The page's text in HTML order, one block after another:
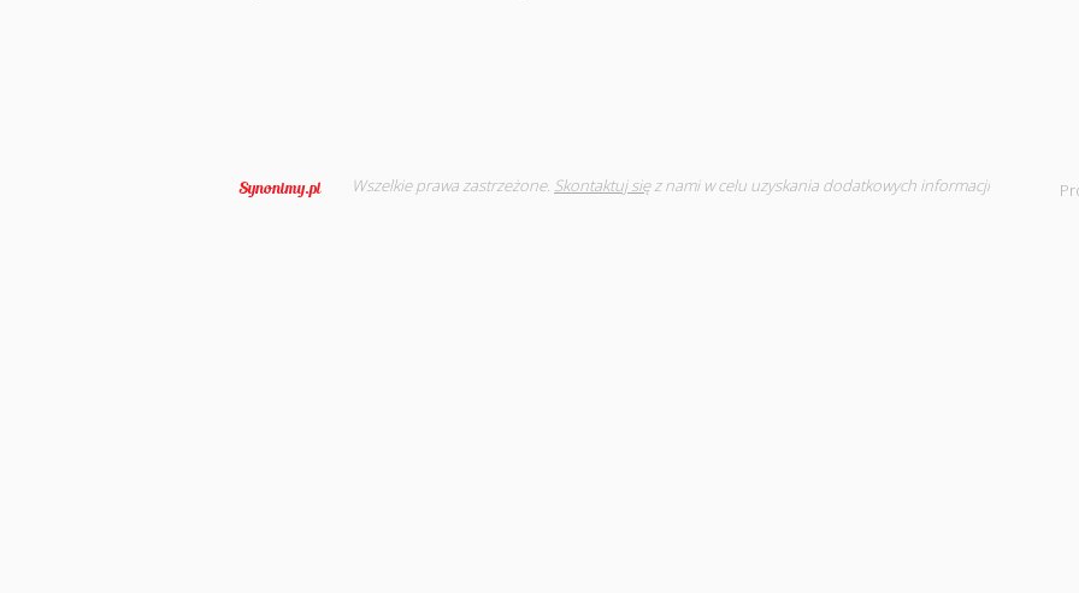
Wszelkie prawa zastrzeżone. Skontaktuj sięz nami w celu uzyskania dodatkowych informacji